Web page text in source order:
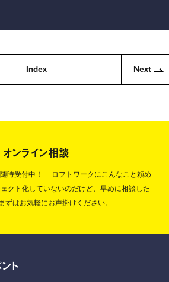
Index Next
オンライン相談
時受付中！
「ロフトワークにこんなこと頼め
クト化していないのだけど、早めに相談した
ずはお気軽にお声掛けください。
ト